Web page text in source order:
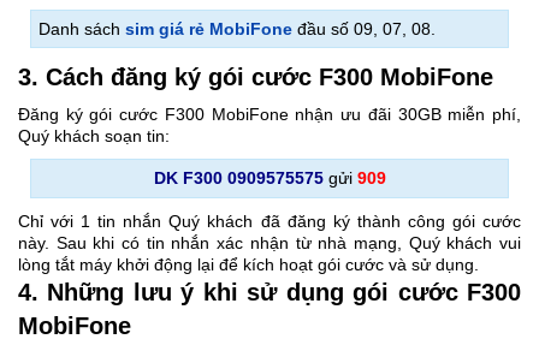
Danh sáchsim giá rẻ MobiFone đầu số 09, 07, 08.
3. Cách đăng ký gói cước F300 MobiFone
Đăng ký gói cước F300 MobiFone nhận ưu đãi 30GB miễn phí,
Quý khách soạn tin:
DK F300 0909575575gửi 909
Chỉ với 1 tin nhắn Quý khách đã đăng ký thành công gói cước
này. Sau khi có tin nhắn xác nhận từ nhà mạng, Quý khách vui
lòng tắt máy khởi động lại để kích hoạt gói cước và sử dụng.
4. Những lưu ý khi sử dụng gói cước F300
MobiFone